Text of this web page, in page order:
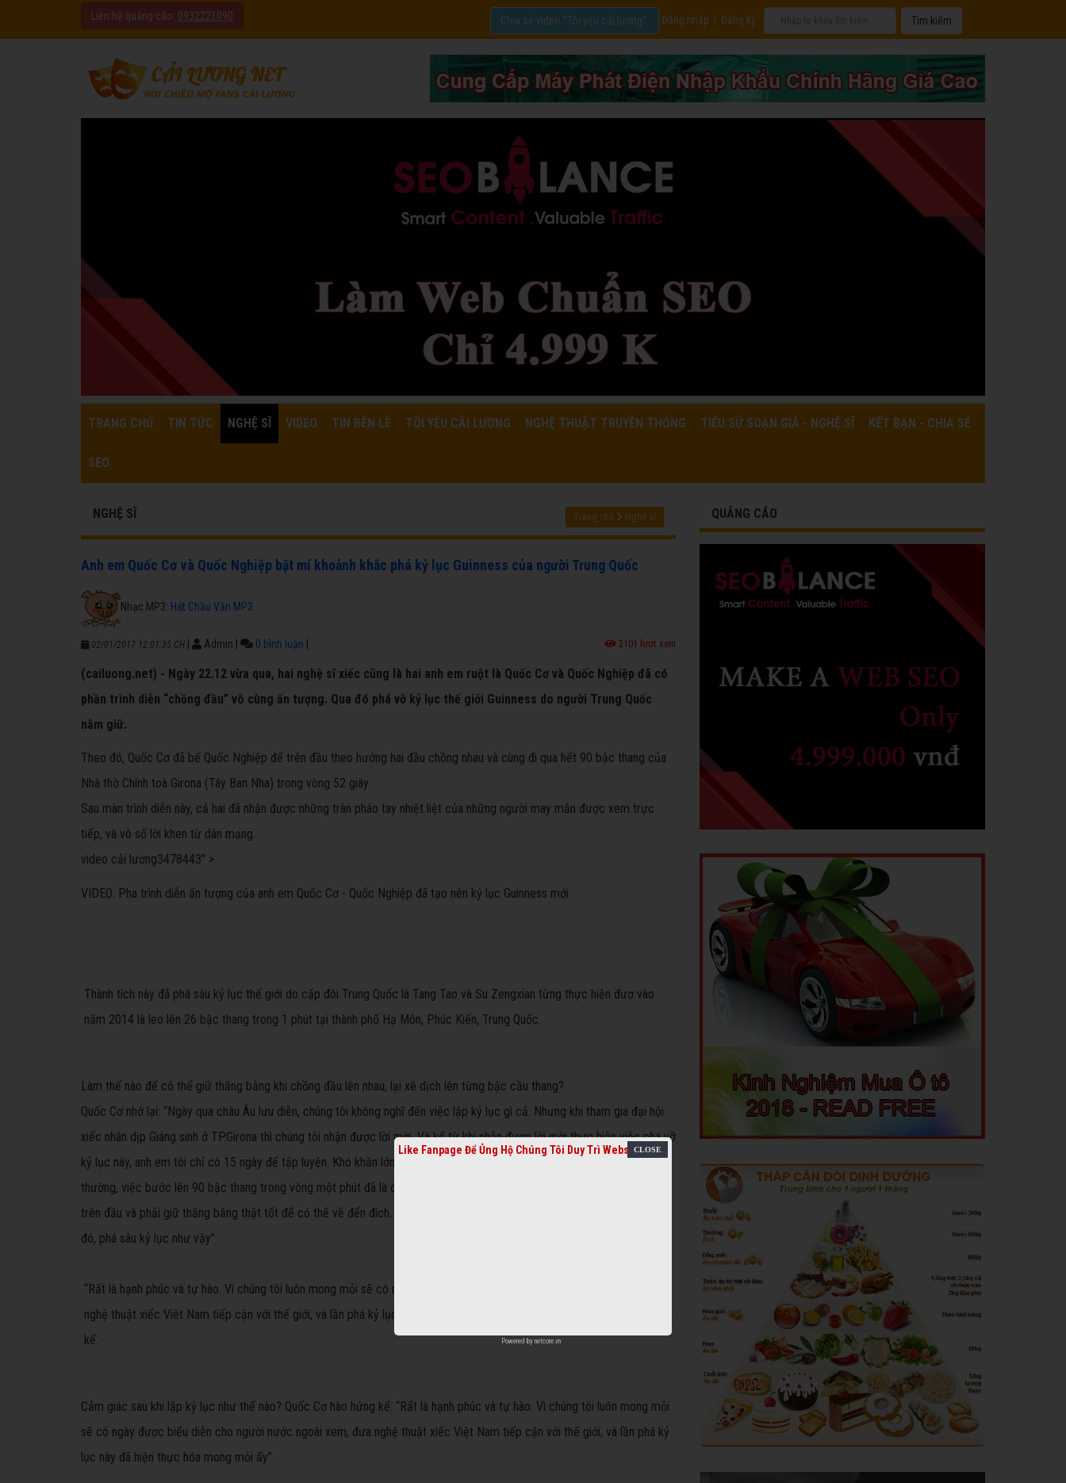
Liên hệ quảng cáo: 0932221090 Đăng nhập Đăng ký
Chia sẻ video "Tôi yêu cải lương".
TRANG CHỦ TIN TỨC NGHỆ SĨ VIDEO TIN BÊN LỀ TÔI YÊU CẢI LƯƠNG NGHỆ THUẬT TRUYỀN THỐNG TIỂU SỬ SOẠN GIẢ - NGHỆ SĨ KẾT BẠN - CHIA SẺ
SEO
NGHỆ SĨ Trang chủ Nghệ sĩ
Anh em Quốc Cơ và Quốc Nghiệp bật mí khoảnh khắc phá kỷ lục Guinness của người Trung Quốc
Nhạc MP3: Hát Chầu Văn MP3
02/01/2017 12:01:35 CH Admin 0 bình luận 2101 lượt xem
(cailuong.net) - Ngày 22.12 vừa qua, hai nghệ sĩ xiếc cũng là hai anh em ruột là Quốc Cơ và Quốc Nghiệp đã có
phần trình diễn “chồng đầu” vô cùng ấn tượng. Qua đó phá vỡ kỷ lục thế giới Guinness do người Trung Quốc
nắm giữ.
Theo đó, Quốc Cơ đã bế Quốc Nghiệp để trên đầu theo hướng hai đầu chồng nhau và cùng đi qua hết 90 bậc thang của
Nhà thờ Chính toà Girona (Tây Ban Nha) trong vòng 52 giây.
Sau màn trình diễn này, cả hai đã nhận được những tràn pháo tay nhiệt liệt của những người may mắn được xem trực
tiếp, và vô số lời khen từ dân mạng.
video cải lương3478443" >
VIDEO: Pha trình diễn ấn tượng của anh em Quốc Cơ - Quốc Nghiệp đã tạo nên kỷ lục Guinness mới
Thành tích này đã phá sâu kỷ lục thế giới do cặp đôi Trung Quốc là Tang Tao và Su Zengxian từng thực hiện đượ vào
năm 2014 là leo lên 26 bậc thang trong 1 phút tại thành phố Hạ Môn, Phúc Kiến, Trung Quốc.
Làm thế nào để có thể giữ thăng bằng khi chồng đầu lên nhau, lại xê dịch lên từng bậc cầu thang?
Quốc Cơ nhớ lại: “Ngày qua châu Âu lưu diễn, chúng tôi không nghĩ đến việc lập kỷ lục gì cả. Nhưng khi tham gia đại hội
xiếc nhân dịp Giáng sinh ở TP.Girona thì chúng tôi nhận được lời mời. Và kể từ khi nhận được lời mời thực hiện việc phá vỡ
kỷ lục này, anh em tôi chỉ có 15 ngày để tập luyện. Khó khăn lớn nhất của tôi là phải giữ được thể lực thật tốt vì bình
thường, việc bước lên 90 bậc thang trong vòng một phút đã là điều không dễ dàng. Bây giờ, tôi còn nâng Quốc Nghiệp
trên đầu và phải giữ thăng bằng thật tốt để có thể về đến đích. Quả thật là chúng tôi không nghĩ rằng đã làm được điều
đó, phá sâu kỷ lục như vậy”.
“Rất là hạnh phúc và tự hào. Vì chúng tôi luôn mong mỏi sẽ có ngày được biểu diễn cho người nước ngoài xem, đưa
nghệ thuật xiếc Việt Nam tiếp cận với thế giới, và lần phá kỷ lục này đã hiện thực hóa mong mỏi ấy”, Quốc Cơ hào hứng
kể.
Cảm giác sau khi lập kỷ lục như thế nào? Quốc Cơ hào hứng kể: “Rất là hạnh phúc và tự hào. Vì chúng tôi luôn mong mỏi
sẽ có ngày được biểu diễn cho người nước ngoài xem, đưa nghệ thuật xiếc Việt Nam tiếp cận với thế giới, và lần phá kỷ
lục này đã hiện thực hóa mong mỏi ấy”.
QUẢNG CÁO
Like Fanpage Để Ủng Hộ Chúng Tôi Duy Trì Website
Powered by netcore.vn